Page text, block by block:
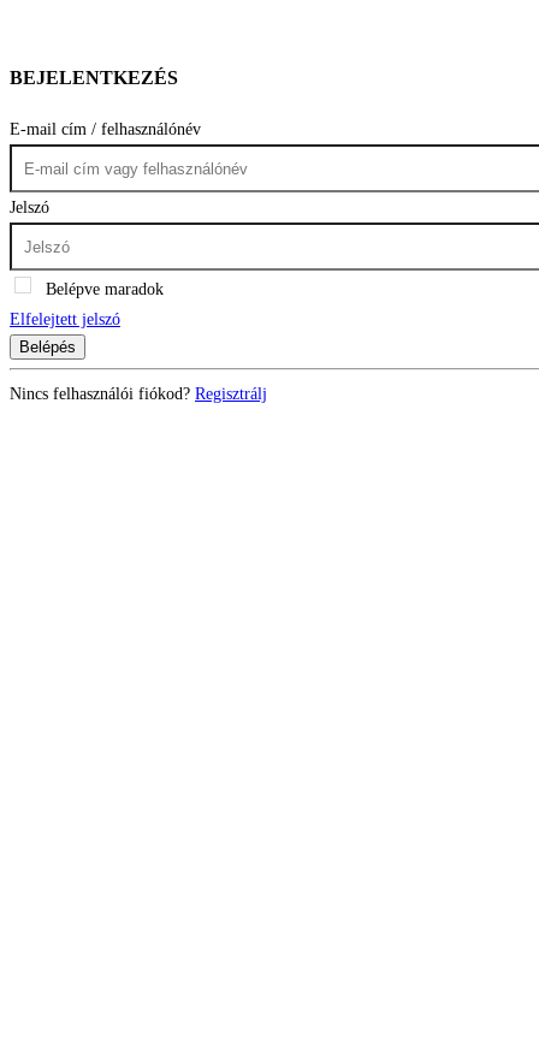
BEJELENTKEZÉS
E-mail cím / felhasználónév
Jelszó
Belépve maradok
Elfelejtett jelszó
Belépés
Nincs felhasználói fiókod? Regisztrálj